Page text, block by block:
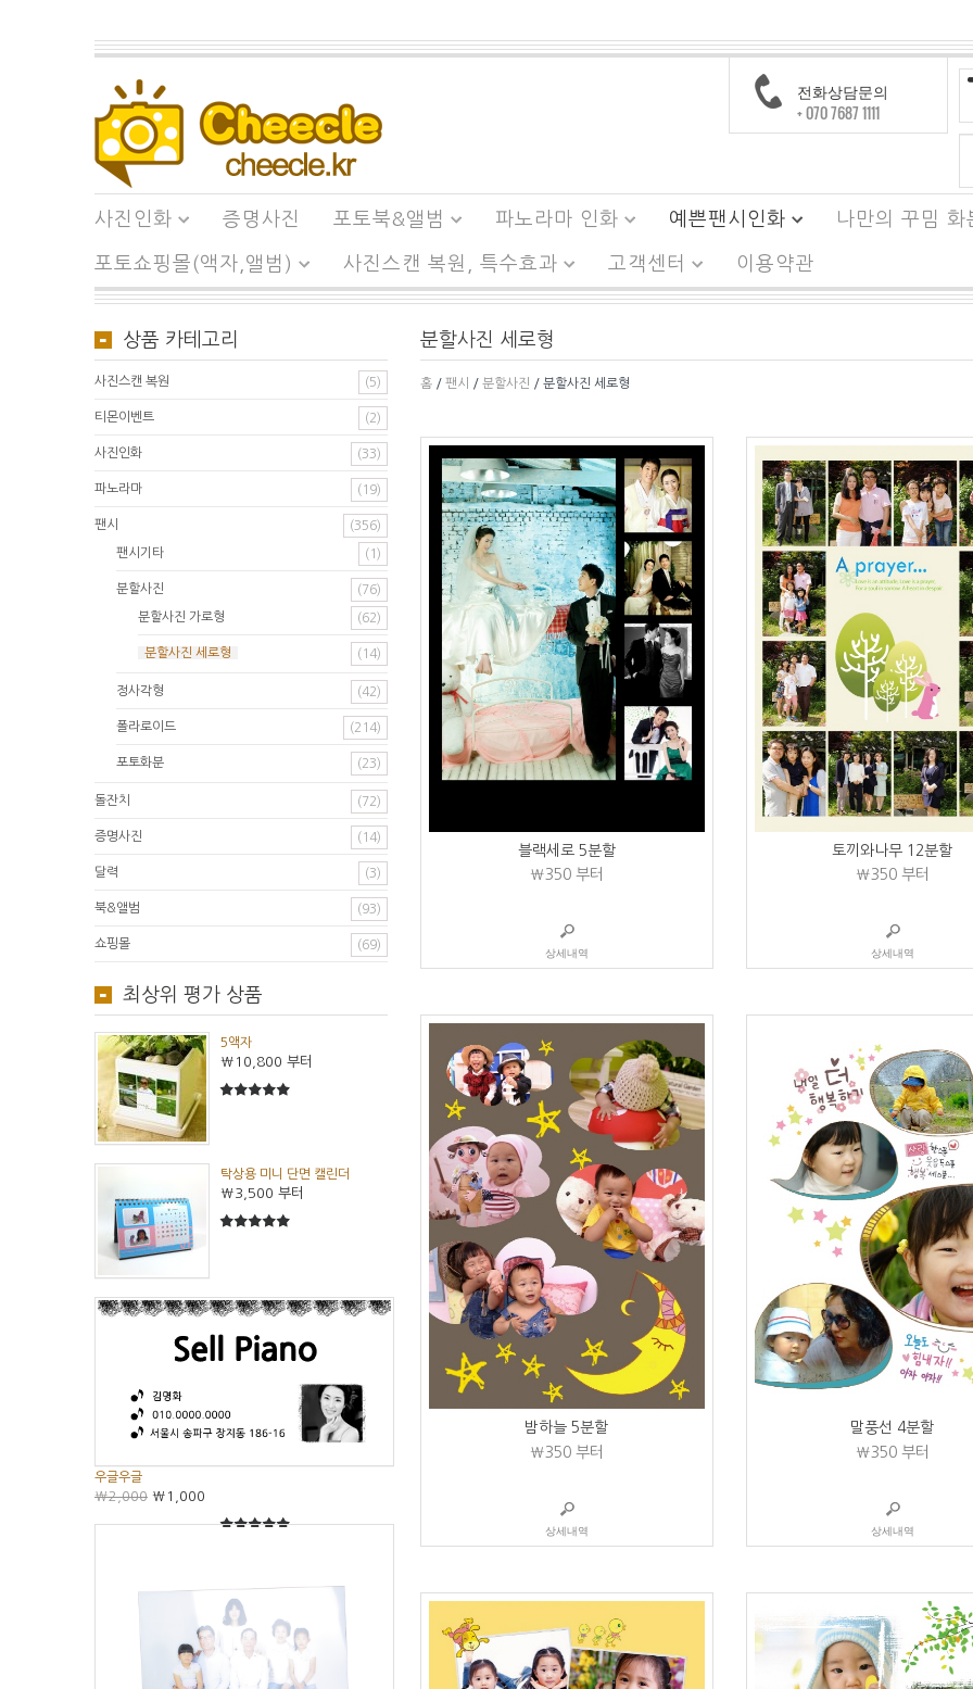
전화상담문의
+ 070 7687 1111
사진인화 증명사진 포토북&앨범 파노라마 인화 예쁜팬시인화 나만의 꾸밈 화
포토쇼핑몰(액자,앨범) 사진스캔 복원, 특수효과 고객센터 이용약관
분할사진 세로형
홈 / 팬시 / 분할사진 / 분할사진 세로형
블랙세로 5분할
₩350부터
상세내역
토끼와나무 12분할
₩350부터
상세내역
밤하늘 5분할
₩350부터
상세내역
말풍선 4분할
₩350부터
상세내역
상품 카테고리
사진스캔 복원 (5)
티몬이벤트 (2)
사진인화 (33)
파노라마 (19)
팬시 (356)
팬시기타 (1)
분할사진 (76)
분할사진 가로형 (62)
분할사진 세로형 (14)
정사각형 (42)
폴라로이드 (214)
포토화분 (23)
돌잔치 (72)
증명사진 (14)
달력 (3)
북&앨범 (93)
쇼핑몰 (69)
최상위 평가 상품
5액자
₩10,800 부터
탁상용 미니 단면 캘린더
₩3,500 부터
우글우글
₩2,000 ₩1,000